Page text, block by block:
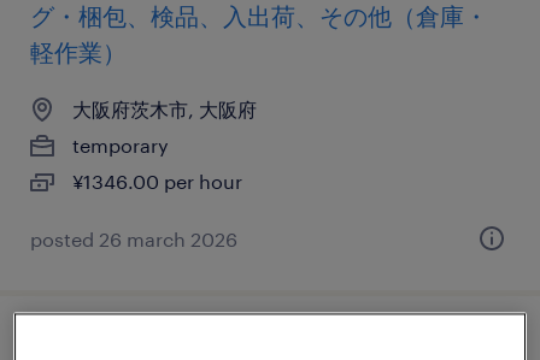
グ・梱包、検品、入出荷、その他（倉庫・
軽作業）
大阪府茨木市, 大阪府
temporary
¥1346.00 per hour
posted 26 march 2026